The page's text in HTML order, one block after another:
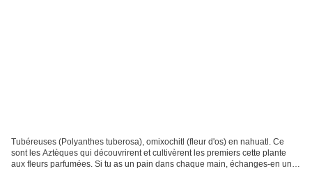
Tubéreuses (Polyanthes tuberosa), omixochitl (fleur d'os) en nahuatl. Ce
sont les Aztèques qui découvrirent et cultivèrent les premiers cette plante
aux fleurs parfumées. Si tu as un pain dans chaque main, échanges-en un